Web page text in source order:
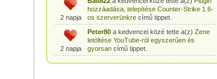
2 napja
hozzáadása, telepítése Counter-Strike 1.6-
os szerverünkrecímű tippet.
2 napja
Peter80a kedvencei közé tette a(z) Zene
letöltése YouTube-ról egyszerűen és
gyorsancímű tippet.
Heni77a kedvencei közé tette a(z)Counter